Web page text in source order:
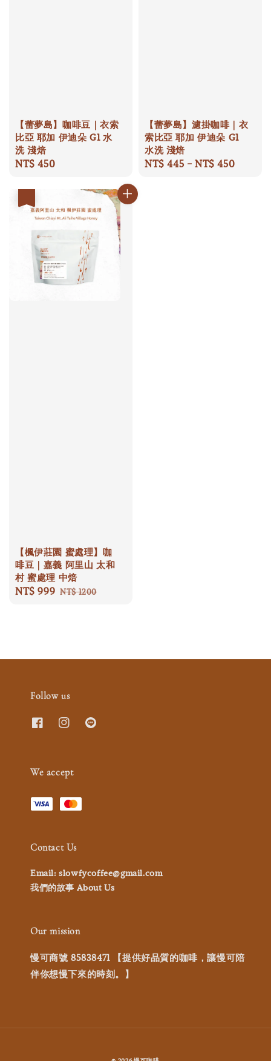
【蕾夢島】咖啡豆｜衣索
比亞 耶加 伊迪朵 G1 水
洗 淺焙
Regular
NT$ 450
【蕾夢島】濾掛咖啡｜衣
索比亞 耶加 伊迪朵 G1
水洗 淺焙
Regular
NT$ 445 -NT$ 450
【楓伊莊園 蜜處理】咖
啡豆｜嘉義 阿里山 太和
村 蜜處理 中焙
Sale
NT$ 999 Regular
NT$ 1200
Follow us
We accept
Contact Us
Email: slowfycoffee@gmail.com
我們的故事 About Us
Our mission
慢可商號 85838471 【提供好品質的咖啡，讓慢可陪
伴你想慢下來的時刻。】